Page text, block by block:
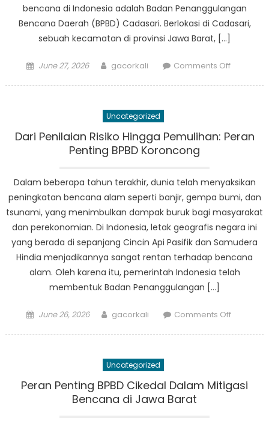
bencana di Indonesia adalah Badan Penanggulangan
Bencana Daerah (BPBD) Cadasari. Berlokasi di Cadasari,
sebuah kecamatan di provinsi Jawa Barat, […]
Posted
June 27, 2026 Author
gacorkali Comments Offon
Vital
Uncategorized
Dari Penilaian Risiko Hingga Pemulihan: Peran
Penting BPBD Koroncong
Dalam beberapa tahun terakhir, dunia telah menyaksikan
peningkatan bencana alam seperti banjir, gempa bumi, dan
tsunami, yang menimbulkan dampak buruk bagi masyarakat
dan perekonomian. Di Indonesia, letak geografis negara ini
yang berada di sepanjang Cincin Api Pasifik dan Samudera
Hindia menjadikannya sangat rentan terhadap bencana
alam. Oleh karena itu, pemerintah Indonesia telah
membentuk Badan Penanggulangan […]
Posted
June 26, 2026 Author
gacorkali Comments Offon
Peran
Uncategorized
Peran Penting BPBD Cikedal Dalam Mitigasi
Bencana di Jawa Barat